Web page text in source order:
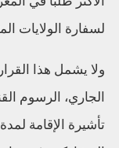
لسفارة الولايات
الجاري، الرسوم
تأشيرة الإقامة